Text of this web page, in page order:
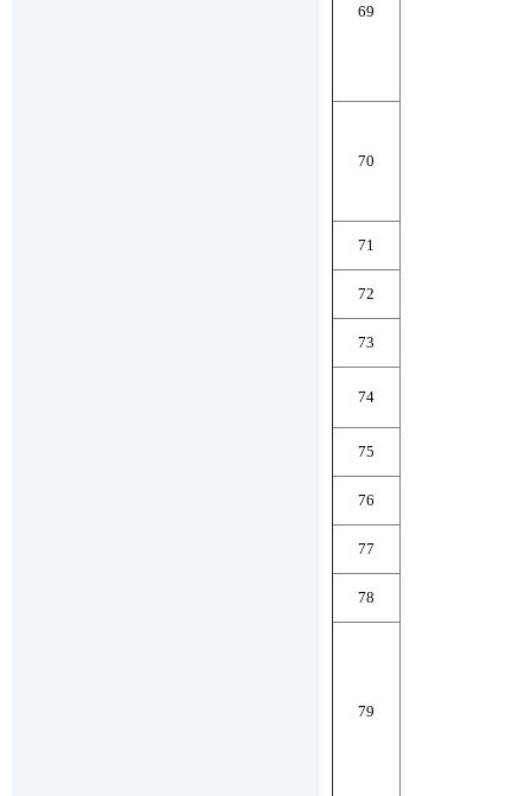
69
70
71
72
73
74
75
76
77
78
79